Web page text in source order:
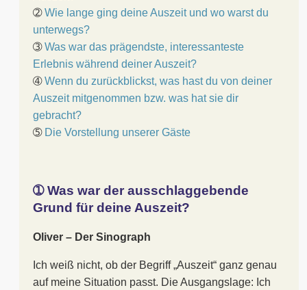
➁Wie lange ging deine Auszeit und wo warst du
unterwegs?
➂Was war das prägendste, interessanteste
Erlebnis während deiner Auszeit?
➃Wenn du zurückblickst, was hast du von deiner
Auszeit mitgenommen bzw. was hat sie dir
gebracht?
➄ Die Vorstellung unserer Gäste
➀ Was war der ausschlaggebende
Grund für deine Auszeit?
Oliver – Der Sinograph
Ich weiß nicht, ob der Begriff „Auszeit“ ganz genau
auf meine Situation passt. Die Ausgangslage: Ich